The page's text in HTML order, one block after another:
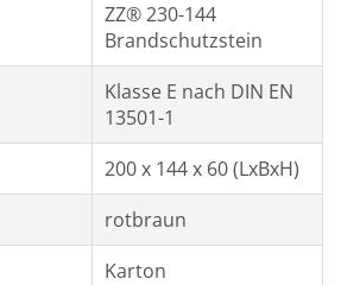
ZZ® 230-144
Brandschutzstein
Klasse E nach DIN EN
13501-1
200 x 144 x 60 (LxBxH)
rotbraun
Karton